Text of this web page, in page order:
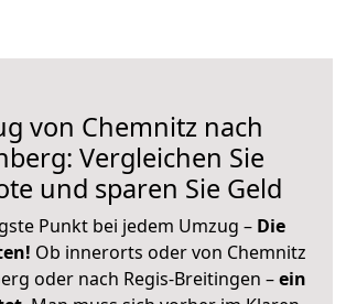
von Chemnitz nach
Vergleichen Sie
und sparen Sie Geld
Punkt bei jedem Umzug – Die
Ob innerorts oder von Chemnitz
oder nach Regis-Breitingen –ein